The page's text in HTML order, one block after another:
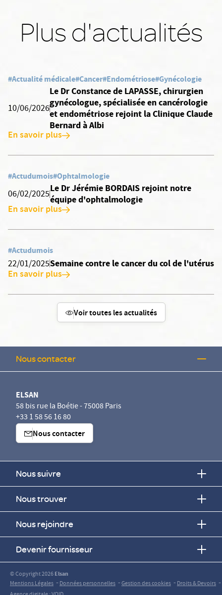
Plus d'actualités
#Actualité médicale#Cancer#Endométriose#Gynécologie
10/06/2026
Le Dr Constance de LAPASSE, chirurgien
gynécologue, spécialisée en cancérologie
et endométriose rejoint la Clinique Claude
Bernard à Albi
En savoir plus
#Actudumois#Ophtalmologie
06/02/2025
Le Dr Jérémie BORDAIS rejoint notre
équipe d'ophtalmologie
En savoir plus
#Actudumois
22/01/2025Semaine contre le cancer du col de l'utérus
En savoir plus
Voir toutes les actualités
Nous contacter
ELSAN
58 bis rue la Boétie - 75008 Paris
+33 1 58 56 16 80
Nous contacter
Nous suivre
Nous trouver
Nous rejoindre
Devenir fournisseur
© Copyright 2026Elsan
Mentions Légales -Données personnelles -Gestion des cookies -Droits & Devoirs -